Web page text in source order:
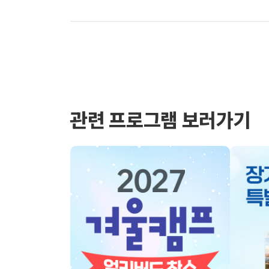
관련 프로그램 보러가기